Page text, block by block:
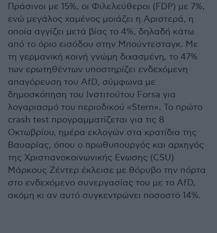
Πράσινοι με 15%, οι Φιλελεύθεροι (FDP) με 7%,
ενώ μεγάλος χαμένος μοιάζει η Αριστερά, η
οποία αγγίζει μετά βίας το 4%, δηλαδή κάτω
από το όριο εισόδου στην Μπούντεσταγκ. Με
τη γερμανική κοινή γνώμη διχασμένη, το 47%
των ερωτηθέντων υποστηρίζει ενδεχόμενη
απαγόρευση του AfD, σύμφωνα με
δημοσκόπηση του Ινστιτούτου Forsa για
λογαριασμό του περιοδικού «Stern». Το πρώτο
crash test προγραμματίζεται για τις 8
Οκτωβρίου, ημέρα εκλογών στα κρατίδια της
Βαυαρίας, όπου ο πρωθυπουργός και αρχηγός
της Χριστιανοκοινωνικής Ενωσης (CSU)
Μάρκους Ζέντερ έκλεισε με θόρυβο την πόρτα
στο ενδεχόμενο συνεργασίας του με το AfD,
ακόμη κι αν αυτό συγκεντρώνει ποσοστό 14%.